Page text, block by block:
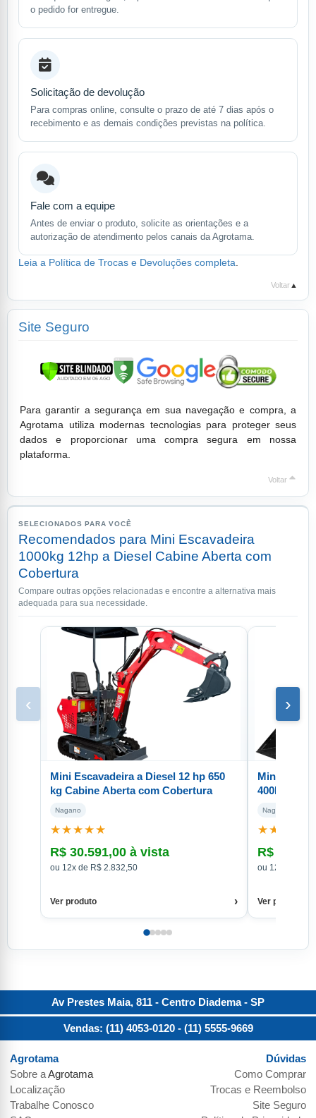
o pedido for entregue.
Solicitação de devolução
Para compras online, consulte o prazo de até 7 dias após o
recebimento e as demais condições previstas na política.
Fale com a equipe
Antes de enviar o produto, solicite as orientações e a
autorização de atendimento pelos canais da Agrotama.
Leia a Política de Trocas e Devoluções completa
Voltar ▲
Site Seguro
Para garantir a segurança em sua navegação e compra, a
Agrotama utiliza modernas tecnologias para proteger seus
dados e proporcionar uma compra segura em nossa
plataforma.
Voltar
SELECIONADOS PARA VOCÊ
Recomendados para Mini Escavadeira
1000kg 12hp a Diesel Cabine Aberta com
Cobertura
Compare outras opções relacionadas e encontre a alternativa mais
adequada para sua necessidade.
‹
Mini Escavadeira a Diesel 12 hp 650
kg Cabine Aberta com Cobertura
Nagano
★★★★★
R$ 30.591,00 à vista
ou 12x de R$ 2.832,50
Ver produto ›
Mini Pá
400KG
Nagano
★★★★
R$
ou 12x de R$
Ver produto
›
Av Prestes Maia, 811 - Centro Diadema- SP
Vendas: (11) 4053-0120 - (11) 5555-9669
Agrotama
Sobre aAgrotama
Localização
Trabalhe Conosco
Dúvidas
Como Comprar
Trocas e Reembolso
Site Seguro